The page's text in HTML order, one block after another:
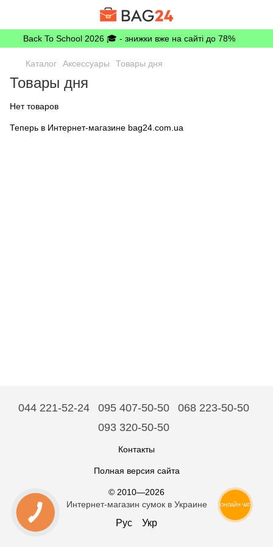
Back To School 2026 🎓 - знижки вже на сайті до 78%
Каталог Аксессуары Товары дня
Товары дня
Нет товаров
Теперь в Интернет-магазине bag24.com.ua
044 221-52-24 095 407-50-50
068 223-50-50
093 320-50-50
Контакты
Полная версия сайта
© 2010—2026
Интернет-магазин сумок в Украине
Рус Укр
ОНЛАЙН ЧАТ